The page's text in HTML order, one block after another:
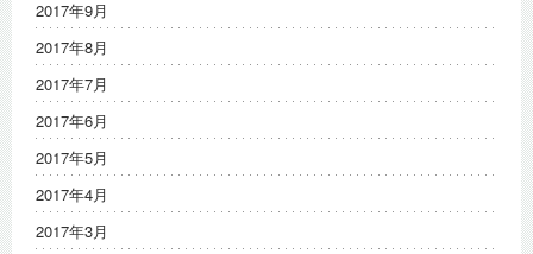
2017年9月
2017年8月
2017年7月
2017年6月
2017年5月
2017年4月
2017年3月